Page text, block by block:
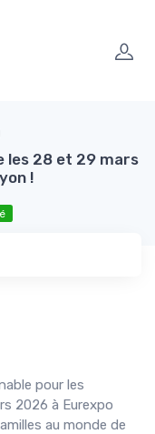
les 28 et 29 mars
!
pour les
2026 à Eurexpo
au monde de